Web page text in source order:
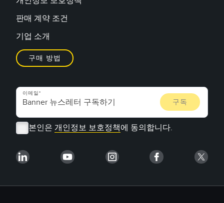
판매 계약 조건
기업 소개
구매 방법
이메일
본인은 개인정보 보호정책에 동의합니다.